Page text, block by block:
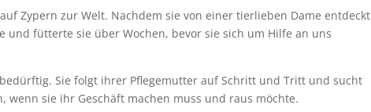
Zypern zur Welt. Nachdem sie von einer tierlieben Dame entdeckt
fütterte sie über Wochen, bevor sie sich um Hilfe an uns
Sie folgt ihrer Pflegemutter auf Schritt und Tritt und sucht
wenn sie ihr Geschäft machen muss und raus möchte.